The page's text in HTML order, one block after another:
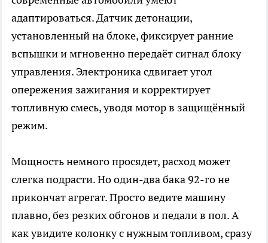
адаптироваться. Датчик детонации,
установленный на блоке, фиксирует ранние
вспышки и мгновенно передаёт сигнал блоку
управления. Электроника сдвигает угол
опережения зажигания и корректирует
топливную смесь, уводя мотор в защищённый
режим.
Мощность немного просядет, расход может
слегка подрасти. Но один-два бака 92-го не
прикончат агрегат. Просто ведите машину
плавно, без резких обгонов и педали в пол. А
как увидите колонку с нужным топливом, сразу